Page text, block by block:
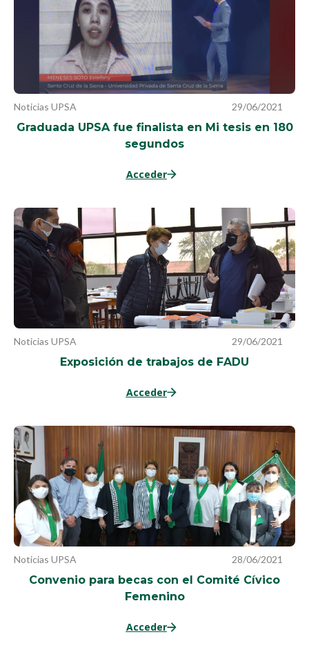
Noticias UPSA 29/06/2021
Graduada UPSA fue finalista en Mi tesis en 180
segundos
Acceder
Noticias UPSA 29/06/2021
Exposición de trabajos de FADU
Acceder
Noticias UPSA 28/06/2021
Convenio para becas con el Comité Cívico
Femenino
Acceder